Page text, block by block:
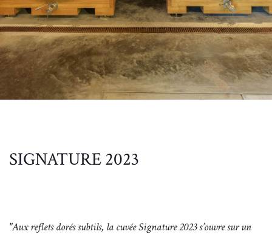
SIGNATURE 2023
"Aux reflets dorés subtils, la cuvée Signature 2023 s’ouvre sur un